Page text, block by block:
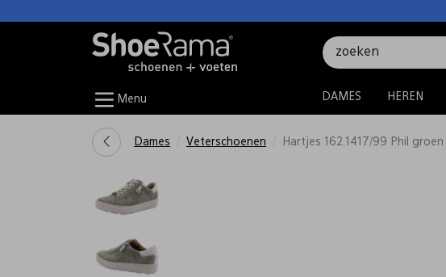
Menu DAMES HEREN
Dames Veterschoenen Hartjes 162.1417/99 Phil groen